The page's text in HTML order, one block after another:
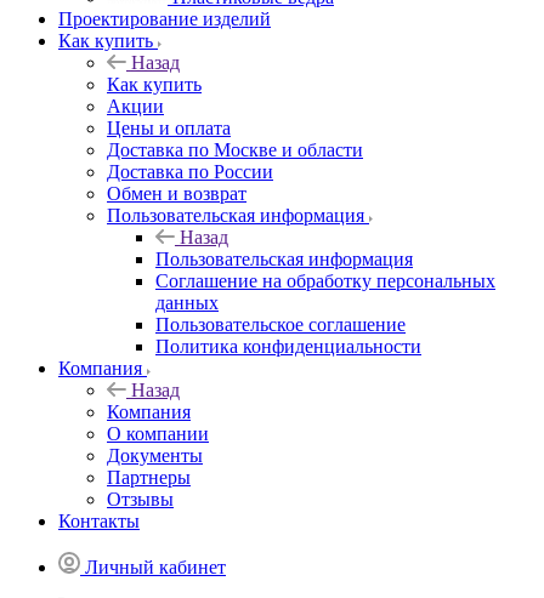
Проектирование изделий
Как купить
Назад
Как купить
Акции
Цены и оплата
Доставка по Москве и области
Доставка по России
Обмен и возврат
Пользовательская информация
Назад
Пользовательская информация
Соглашение на обработку персональных
данных
Пользовательское соглашение
Политика конфиденциальности
Компания
Назад
Компания
О компании
Документы
Партнеры
Отзывы
Контакты
Личный кабинет